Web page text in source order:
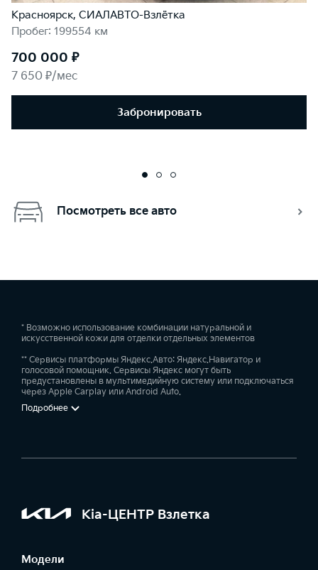
Красноярск, СИАЛАВТО-Взлётка
Пробег: 199554 км
700 000 ₽
7 650 ₽/мес
Забронировать
Посмотреть все авто
* Возможно использование комбинации натуральной и
искусственной кожи для отделки отдельных элементов
** Сервисы платформы Яндекс.Авто: Яндекс.Навигатор и
голосовой помощник. Сервисы Яндекс могут быть
предустановлены в мультимедийную систему или подключаться
через Apple Carplay или Android Auto.
Подробнее
Kia-ЦЕНТР Взлетка
Модели